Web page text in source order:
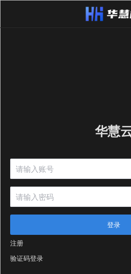
华慧
登录
注册
验证码登录